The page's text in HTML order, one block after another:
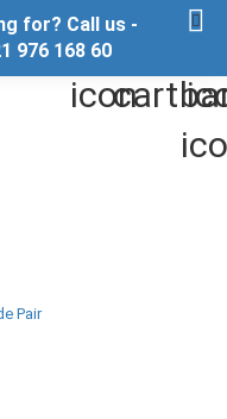
for? Call us -
976 168 60